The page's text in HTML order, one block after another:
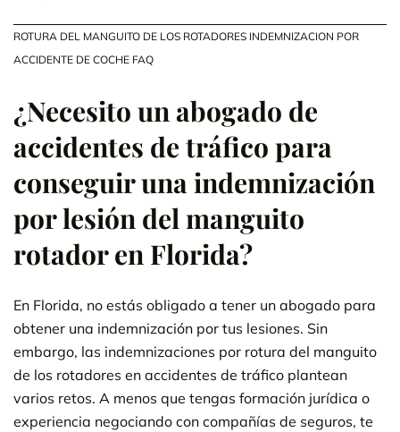
ROTURA DEL MANGUITO DE LOS ROTADORES INDEMNIZACION POR
ACCIDENTE DE COCHE FAQ
¿Necesito un abogado de
accidentes de tráfico para
conseguir una indemnización
por lesión del manguito
rotador en Florida?
En Florida, no estás obligado a tener un abogado para
obtener una indemnización por tus lesiones. Sin
embargo, las indemnizaciones por rotura del manguito
de los rotadores en accidentes de tráfico plantean
varios retos. A menos que tengas formación jurídica o
experiencia negociando con compañías de seguros, te